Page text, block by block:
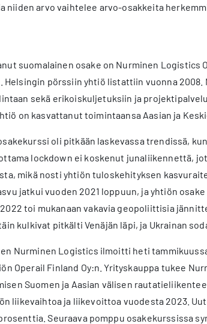
niiden arvo vaihtelee arvo-osakkeita
suomalainen osake on Nurminen
Helsingin pörssiin yhtiö listattiin vuonna
sekä erikoiskuljetuksiin ja
on kasvattanut toimintaansa Aasian ja
oli pitkään laskevassa trendissä,
lockdown ei koskenut junaliikennettä,
mikä nosti yhtiön tuloskehityksen
jatkui vuoden 2021 loppuun, ja yhtiön
2022 toi mukanaan vakavia geopoliittisia
kulkivat pitkälti Venäjän läpi, ja Ukrainan
Nurminen Logistics ilmoitti heti
Operail Finland Oy:n. Yrityskauppa tukee
Suomen ja Aasian välisen
liikevaihtoa ja liikevoittoa vuodesta 2023.
Seuraava pomppu osakekurssissa